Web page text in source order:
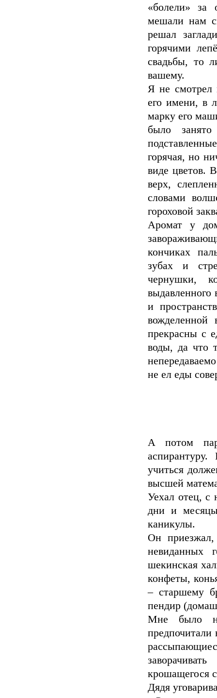
«болели» за
мешали нам
решал
горячими
свадьбы, то
вашему.
Я не смотрел
его имени, в
марку его
было
горячая, но
виде цветов.
верх,
словами
гороховой
Аромат у
кончиках
зубах и
чернушки,
выдавленного
и
прекрасны с
воды, да что
не ел еды
А потом
учиться
высшей
Уехал отец, с
дни и
каникулы.
Он
невиданных
шекинская
конфеты,
– старшему
пендир
Мне было
крошащегося
Дядя